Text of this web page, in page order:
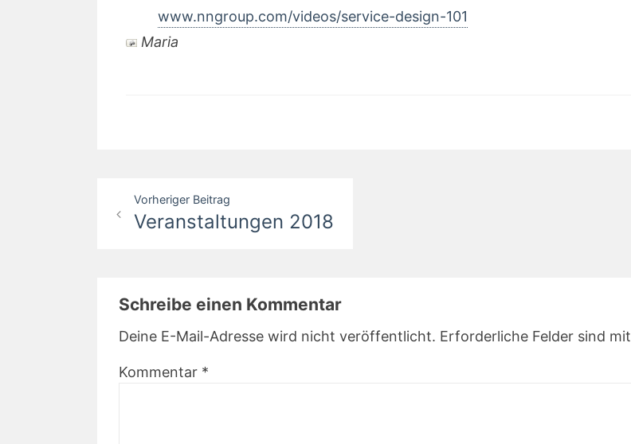
www.nngroup.com/videos/service-design-101
Maria
Beitragsnavigation
Vorheriger Beitrag
Veranstaltungen 2018
Schreibe einen Kommentar
Deine E-Mail-Adresse wird nicht veröffentlicht. Erforderliche Felder sind mit
Kommentar *